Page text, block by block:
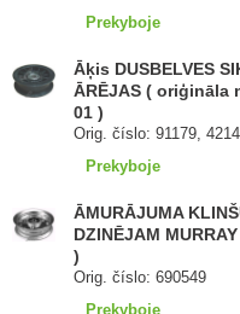
Prekyboje
Āķis DUSBELVES
ĀRĒJAS ( oriģināla
01 )
Orig. číslo: 91179,
Prekyboje
ĀMURĀJUMA
DZINĒJAM
)
Orig. číslo: 690549
Prekyboje